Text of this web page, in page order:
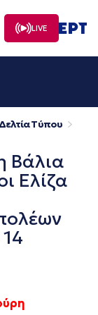
LIVE
Τύπου
Βάλια
Ελίζα